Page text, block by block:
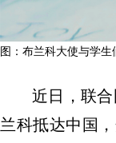
图：布兰科大使与学
近日，联
兰科抵达中国